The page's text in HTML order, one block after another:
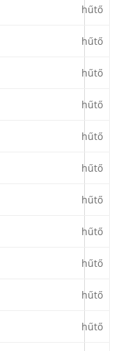
hűtő
hűtő
hűtő
hűtő
hűtő
hűtő
hűtő
hűtő
hűtő
hűtő
hűtő